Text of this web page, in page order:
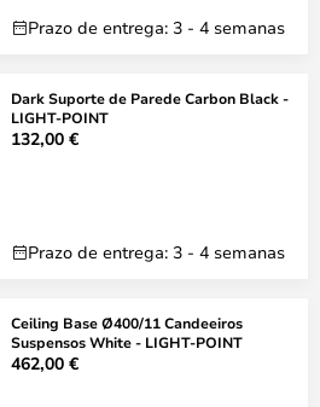
Prazo de entrega: 3 - 4 semanas
Dark Suporte de Parede Carbon Black -
LIGHT-POINT
132,00 €
Prazo de entrega: 3 - 4 semanas
Ceiling Base Ø400/11 Candeeiros
Suspensos White - LIGHT-POINT
462,00 €